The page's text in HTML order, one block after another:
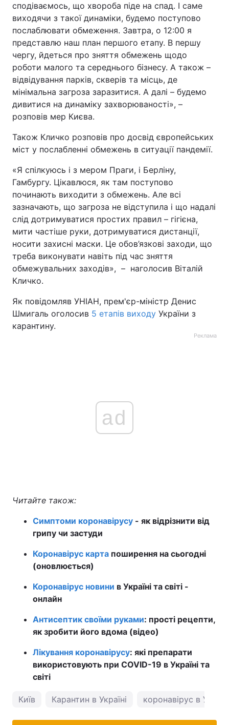
Тема оформлення
сподіваємось, що хвороба піде на спад. І саме
виходячи з такої динаміки, будемо поступово
послаблювати обмеження. Завтра, о 12:00 я
представлю наш план першого етапу. В першу
чергу, йдеться про зняття обмежень щодо
роботи малого та середнього бізнесу. А також –
відвідування парків, скверів та місць, де
мінімальна загроза заразитися. А далі – будемо
дивитися на динаміку захворюваності», –
розповів мер Києва.
Також Кличко розповів про досвід європейських
міст у послабленні обмежень в ситуації пандемії.
«Я спілкуюсь і з мером Праги, і Берліну,
Гамбургу. Цікавлюся, як там поступово
починають виходити з обмежень. Але всі
зазначають, що загроза не відступила і що надалі
слід дотримуватися простих правил – гігієна,
мити частіше руки, дотримуватися дистанції,
носити захисні маски. Це обов’язкові заходи, що
треба виконувати навіть під час зняття
обмежувальних заходів», – наголосив Віталій
Кличко.
Як повідомляв УНІАН, прем'єр-міністр Денис
Шмигаль оголосив 5 етапів виходу України з
карантину.
Реклама
ad
Читайте також:
Симптоми коронавірусу - як відрізнити від
грипу чи застуди
Коронавірус карта поширення на сьогодні
(оновлюється)
Коронавірус новини в Україні та світі -
онлайн
Антисептик своїми руками: прості рецепти,
як зробити його вдома (відео)
Лікування коронавірусу: які препарати
використовують при COVID-19 в Україні та
світі
Київ Карантин в Україні коронавірус в